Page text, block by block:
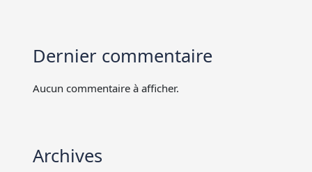
Dernier commentaire
Aucun commentaire à afficher.
Archives